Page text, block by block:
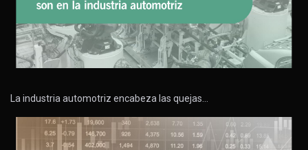
La industria automotriz encabeza las quejas…